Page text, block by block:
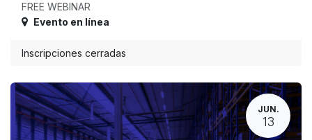
FREE WEBINAR
Evento en línea
Inscripciones cerradas
JUN.
13